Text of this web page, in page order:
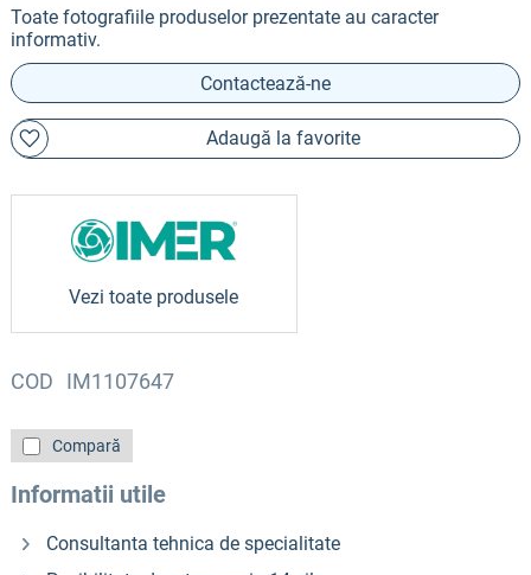
Toate fotografiile produselor prezentate au caracter
informativ.
Compară
Informatii utile
Consultanta tehnica de specialitate
COD IM1107647
Contactează-ne
Adaugă la favorite
Vezi toate produsele